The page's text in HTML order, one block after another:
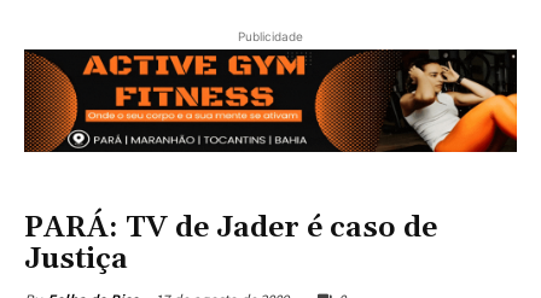
Publicidade
PARÁ: TV de Jader é caso de
Justiça